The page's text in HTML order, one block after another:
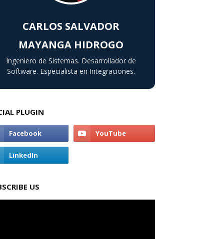
CARLOS SALVADOR
MAYANGA HIDROGO
Ingeniero de Sistemas. Desarrollador de
Software. Especialista en Integraciones.
PLUGIN
US